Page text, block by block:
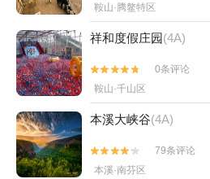
鞍山·腾鳌特区
祥和度假庄园(4A)


0条评论
鞍山·千山区
本溪大峡谷(4A)


79条评论
本溪·南芬区